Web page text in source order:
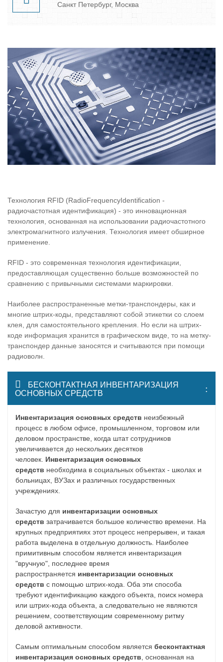
Санкт Петербург, Москва
Технология RFID (RadioFrequencyIdentification -
радиочастотная идентификация) - это инновационная
технология, основанная на использовании радиочастотного
электромагнитного излучения. Технология имеет обширное
применение.
RFID - это современная технология идентификации,
предоставляющая существенно больше возможностей по
сравнению с привычными системами маркировки.
Наиболее распространенные метки-транспондеры, как и
многие штрих-коды, представляют собой этикетки со слоем
клея, для самостоятельного крепления. Но если на штрих-
коде информация хранится в графическом виде, то на метку-
транспондер данные заносятся и считываются при помощи
радиоволн.
БЕCКОНТАКТНАЯ ИНВЕНТАРИЗАЦИЯ
ОСНОВНЫХ СРЕДСТВ
Инвентаризация основных средств неизбежный
процесс в любом офисе, промышленном, торговом или
деловом пространстве, когда штат сотрудников
увеличивается до нескольких десятков
человек. Инвентаризация основных
средств необходима в социальных объектах - школах и
больницах, ВУЗах и различных государственных
учреждениях.
Зачастую для инвентаризации основных
средств затрачивается большое количество времени. На
крупных предприятиях этот процесс непрерывен, и такая
работа выделена в отдельную должность. Наиболее
примитивным способом является инвентаризация
"вручную", последнее время
распространяется инвентаризации основных
средств с помощью штрих-кода. Оба эти способа
требуют идентификацию каждого объекта, поиск номера
или штрих-кода объекта, а следовательно не являются
решением, соответствующим современному ритму
деловой активности.
Самым оптимальным способом является бесконтактная
инвентаризация основных средств , основанная на